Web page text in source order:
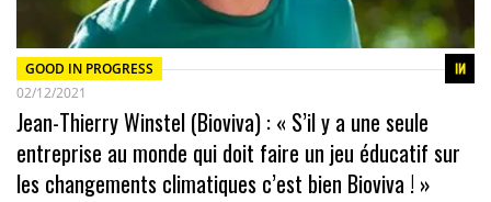
GOOD IN PROGRESS
02/12/2021
Jean-Thierry Winstel (Bioviva) : « S’il y a une seule
entreprise au monde qui doit faire un jeu éducatif sur
les changements climatiques c’est bien Bioviva ! »